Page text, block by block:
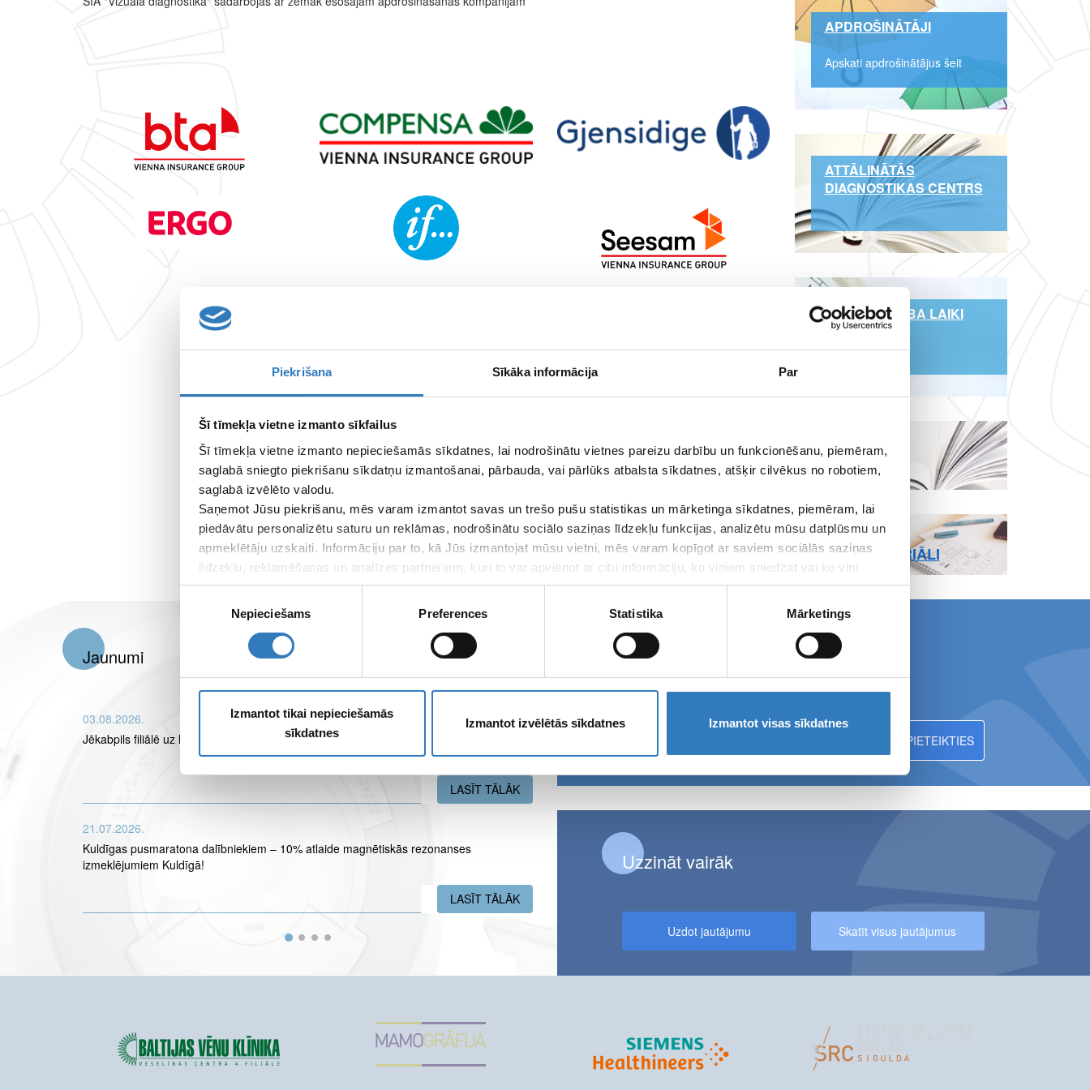
Piekrišana Sīkāka informācija Par
Šī tīmekļa vietne izmanto sīkfailus
Šī tīmekļa vietne izmanto nepieciešamās sīkdatnes, lai nodrošinātu vietnes pareizu darbību un funkcionēšanu, piemēram,
saglabā sniegto piekrišanu sīkdatņu izmantošanai, pārbauda, vai pārlūks atbalsta sīkdatnes, atšķir cilvēkus no robotiem,
saglabā izvēlēto valodu.
Saņemot Jūsu piekrišanu, mēs varam izmantot savas un trešo pušu statistikas un mārketinga sīkdatnes, piemēram, lai
piedāvātu personalizētu saturu un reklāmas, nodrošinātu sociālo saziņas līdzekļu funkcijas, analizētu mūsu datplūsmu un
apmeklētāju uzskaiti. Informāciju par to, kā Jūs izmantojat mūsu vietni, mēs varam kopīgot ar saviem sociālās saziņas
līdzekļu, reklamēšanas un analīzes partneriem, kuri to var apvienot ar citu informāciju, ko viņiem sniedzat vai ko viņi
apkopo, kad lietojat viņu pakalpojumus.
Nepieciešams Preferences Statistika Mārketings
Izmantot tikai nepieciešamās
sīkdatnes
Izmantot izvēlētās sīkdatnes Izmantot visas sīkdatnes
APDROŠINĀTĀJI
Apskati apdrošinātājus šeit
ATTĀLINĀTĀS
DIAGNOSTIKAS CENTRS
FILIĀĻU DARBA LAIKI
LIETOŠANAS
NOTEIKUMI
REKVIZĪTI UN
MEDIJU MATERIĀLI
Jaunumi
03.08.2026.
Jēkabpils filiālē uz laiku nebūs pieejami MR izmeklējumi
LASĪT TĀLĀK PAR JĒKABPILS FILIĀLĒ UZ LAIKU NEBŪS PIEEJAMI MR IZMEKLĒJUMI
21.07.2026.
Kuldīgas pusmaratona dalībniekiem – 10% atlaide magnētiskās rezonanses
izmeklējumiem Kuldīgā!
LASĪT TĀLĀK
Piesakies SIA ''Vizuālā diagnostika''
E-
Uzzināt vairāk
Uzdot jautājumu Skatīt visus jautājumus